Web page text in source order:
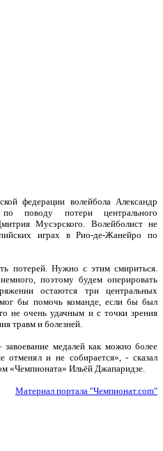
федерации волейбола Александр
поводу потери центрального
Мусэрского. Волейболист не
играх в Рио-де-Жанейро по
потерей. Нужно с этим смириться.
поэтому будем оперировать
остаются три центральных
бы помочь команде, если бы был
не очень удачным и с точки зрения
травм и болезней.
медалей как можно более
отменял и не собирается», - сказал
«Чемпионата» Ильёй Джапаридзе.
Материал портала "Чемпионат.com"